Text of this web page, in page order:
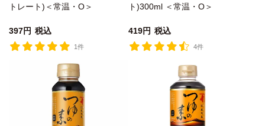
トレート)＜常温・O＞
397 税込
1件
ト)300ml ＜常温・O＞
419 税込
4件